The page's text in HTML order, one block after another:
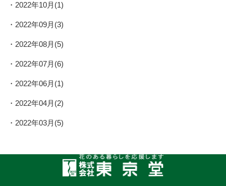
2022年10月(1)
2022年09月(3)
2022年08月(5)
2022年07月(6)
2022年06月(1)
2022年04月(2)
2022年03月(5)